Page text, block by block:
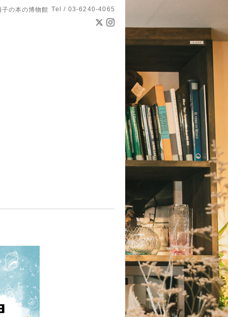
子の本の博物館 Tel / 03-6240-4065